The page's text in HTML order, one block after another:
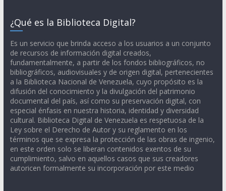
¿Qué es la Biblioteca Digital?
Es un servicio que brinda acceso a los usuarios a un conjunto
de recursos de información digital creados,
fundamentalmente, a partir de los fondos bibliográficos, no
bibliográficos, audiovisuales y de origen digital, pertenecientes
a la Biblioteca Nacional de Venezuela, cuyo propósito es la
difusión del conocimiento y la divulgación del patrimonio
documental del país, así como su preservación digital, con
especial énfasis en nuestra historia, identidad y diversidad
cultural. Biblioteca Digital de Venezuela es respetuosa de la
Ley sobre el Derecho de Autor y su reglamento en los
términos que se expresa la protección de las obras de ingenio,
en este orden solo se liberan contenidos exentos de su
cumplimiento, salvo en aquellos casos que sus creadores
autoricen formalmente su incorporación por este medio